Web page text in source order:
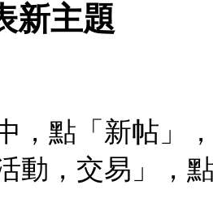
新主題
，點「新帖」
動，交易」，